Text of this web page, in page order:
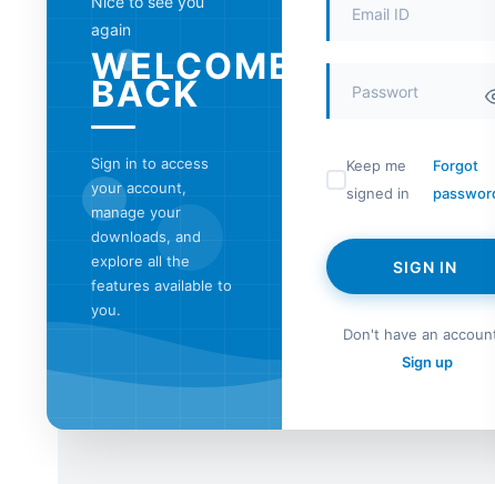
again
WELCOME
BACK
Sign in to access
your account,
manage your
downloads, and
explore all the
features available to
you.
Keep me
signed in
Forgot
SIGN IN
Don't have an
Sign up